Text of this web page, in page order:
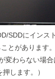
SDDにインス
とがあります。
変わらない場
します。）